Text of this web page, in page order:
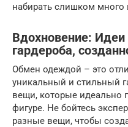
набирать слишком много
Вдохновение: Идеи
гардероба,
Обмен одеждой – это
уникальный и стильный
вещи, которые идеально
фигуре. Не бойтесь
разные вещи, чтобы